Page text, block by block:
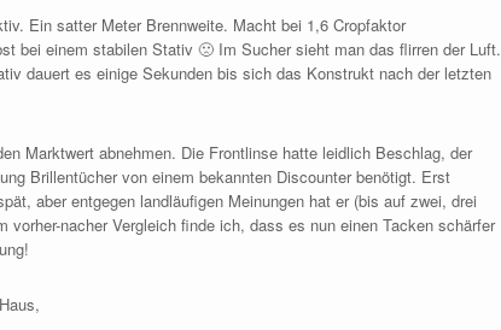
Ein satter Meter Brennweite. Macht bei 1,6 Cropfaktor
bei einem stabilen Stativ 🙁 Im Sucher sieht man das flirren der Luft.
dauert es einige Sekunden bis sich das Konstrukt nach der letzten
Marktwert abnehmen. Die Frontlinse hatte leidlich Beschlag, der
Brillentücher von einem bekannten Discounter benötigt. Erst
aber entgegen landläufigen Meinungen hat er (bis auf zwei, drei
nacher Vergleich finde ich, dass es nun einen Tacken schärfer